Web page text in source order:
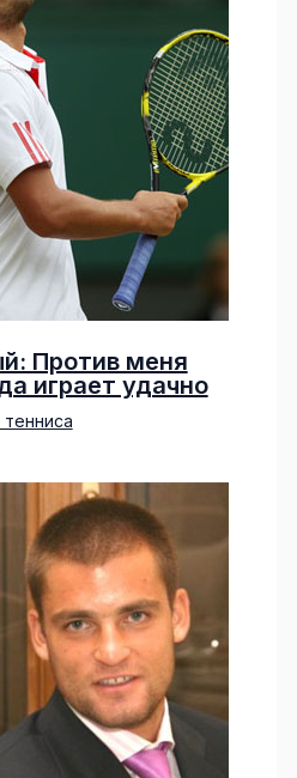
Против меня
играет удачно